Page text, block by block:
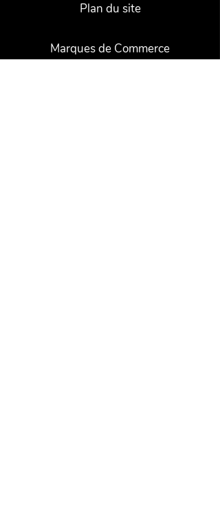
Plan du site
Marques de Commerce